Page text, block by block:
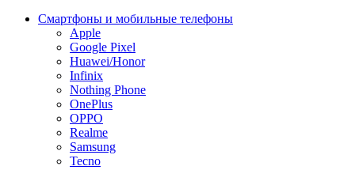
Смартфоны и мобильные телефоны
Apple
Google Pixel
Huawei/Honor
Infinix
Nothing Phone
OnePlus
OPPO
Realme
Samsung
Tecno